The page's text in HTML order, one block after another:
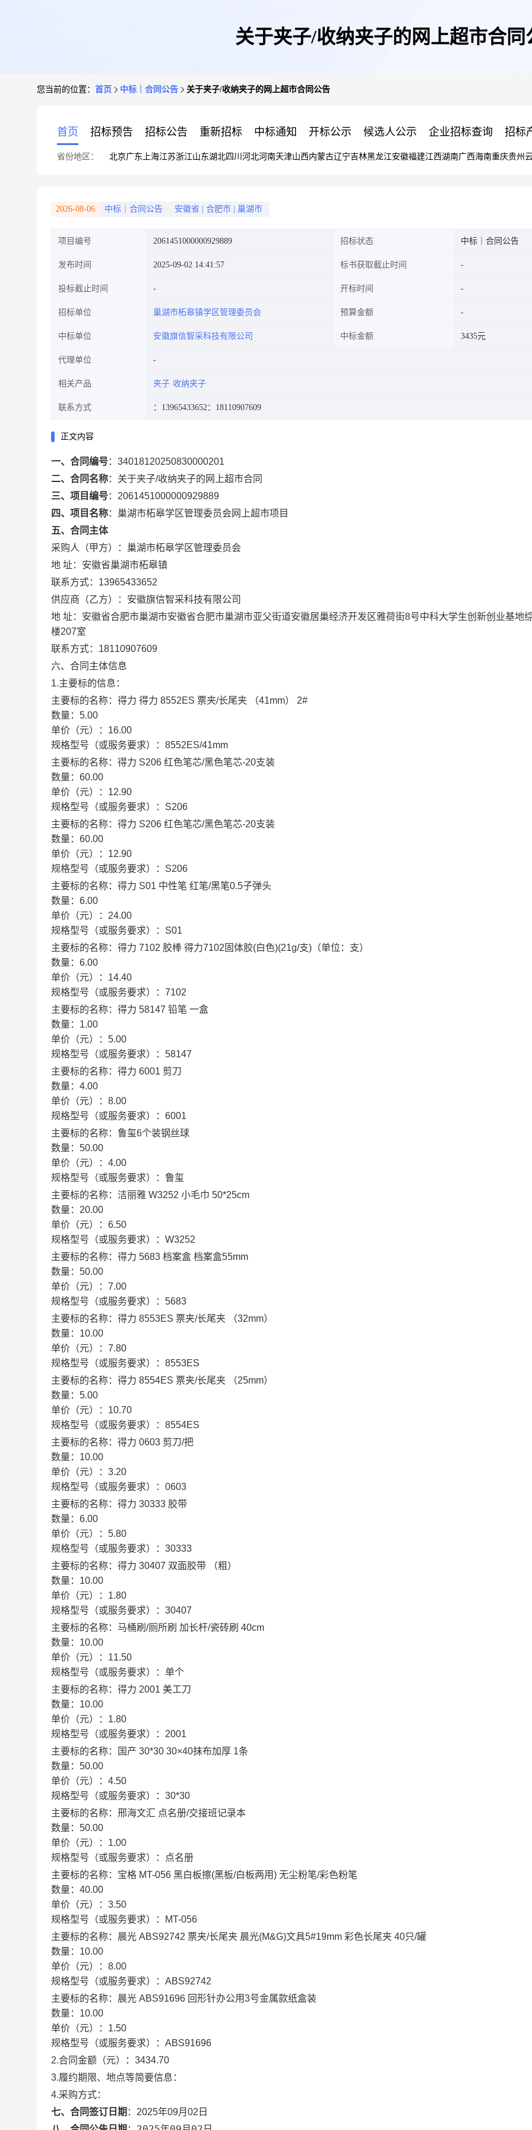
关于夹子/收纳夹子的网上超市合同
您当前的位置： 首页 中标｜合同公告 关于夹子/收纳夹子的网上超市合同公告
首页 招标预告 招标公告 重新招标 中标通知 开标公示 候选人公示 企业招标查询 招标
省份地区： 北京广东 上海江苏浙江山东湖北四川 河北河南天津山西内蒙古辽宁吉林黑龙江安徽福建江西湖南广西海南重庆贵州
2026-08-06 中标｜合同公告 安徽省 合肥市 巢湖市
项目编号 2061451000000929889 招标状态 中标｜合同公告
发布时间 2025-09-02 14:41:57 标书获取截止时间
投标截止时间 开标时间
招标单位 巢湖市柘皋镇学区管理委员会 预算金额
中标单位 安徽旗信智采科技有限公司 中标金额 3435元
代理单位
相关产品 夹子 收纳夹子
联系方式 ：13965433652：18110907609
正文内容
一、合同编号： 34018120250830000201
二、合同名称： 关于夹子/收纳夹子的网上超市合同
三、项目编号： 2061451000000929889
四、项目名称： 巢湖市柘皋学区管理委员会网上超市项目
五、合同主体
采购人（甲方）： 巢湖市柘皋学区管理委员会
地 址： 安徽省巢湖市柘皋镇
联系方式： 13965433652
供应商（乙方）： 安徽旗信智采科技有限公司
地 址： 安徽省合肥市巢湖市安徽省合肥市巢湖市亚父街道安徽居巢经济开发区雅荷街8号中科大学生创新创业基地
楼207室
联系方式： 18110907609
六、合同主体信息
1.主要标的信息：
主要标的名称： 得力 得力 8552ES 票夹/长尾夹 （41mm） 2#
数量： 5.00
单价（元）： 16.00
规格型号（或服务要求）： 8552ES/41mm
主要标的名称： 得力 S206 红色笔芯/黑色笔芯-20支装
数量： 60.00
单价（元）： 12.90
规格型号（或服务要求）： S206
主要标的名称： 得力 S206 红色笔芯/黑色笔芯-20支装
数量： 60.00
单价（元）： 12.90
规格型号（或服务要求）： S206
主要标的名称： 得力 S01 中性笔 红笔/黑笔0.5子弹头
数量： 6.00
单价（元）： 24.00
规格型号（或服务要求）： S01
主要标的名称： 得力 7102 胶棒 得力7102固体胶(白色)(21g/支)（单位：支）
数量： 6.00
单价（元）： 14.40
规格型号（或服务要求）： 7102
主要标的名称： 得力 58147 铅笔 一盒
数量： 1.00
单价（元）： 5.00
规格型号（或服务要求）： 58147
主要标的名称： 得力 6001 剪刀
数量： 4.00
单价（元）： 8.00
规格型号（或服务要求）： 6001
主要标的名称： 鲁玺6个装钢丝球
数量： 50.00
单价（元）： 4.00
规格型号（或服务要求）： 鲁玺
主要标的名称： 洁丽雅 W3252 小毛巾 50*25cm
数量： 20.00
单价（元）： 6.50
规格型号（或服务要求）： W3252
主要标的名称： 得力 5683 档案盒 档案盒55mm
数量： 50.00
单价（元）： 7.00
规格型号（或服务要求）： 5683
主要标的名称： 得力 8553ES 票夹/长尾夹 （32mm）
数量： 10.00
单价（元）： 7.80
规格型号（或服务要求）： 8553ES
主要标的名称： 得力 8554ES 票夹/长尾夹 （25mm）
数量： 5.00
单价（元）： 10.70
规格型号（或服务要求）： 8554ES
主要标的名称： 得力 0603 剪刀/把
数量： 10.00
单价（元）： 3.20
规格型号（或服务要求）： 0603
主要标的名称： 得力 30333 胶带
数量： 6.00
单价（元）： 5.80
规格型号（或服务要求）： 30333
主要标的名称： 得力 30407 双面胶带 （粗）
数量： 10.00
单价（元）： 1.80
规格型号（或服务要求）： 30407
主要标的名称： 马桶刷/厕所刷 加长杆/瓷砖刷 40cm
数量： 10.00
单价（元）： 11.50
规格型号（或服务要求）： 单个
主要标的名称： 得力 2001 美工刀
数量： 10.00
单价（元）： 1.80
规格型号（或服务要求）： 2001
主要标的名称：
国产 30*30 30×40抹布加厚 1条
数量： 50.00
单价（元）： 4.50
规格型号（或服务要求）： 30*30
主要标的名称： 邢海文汇 点名册/交接班记录本
数量： 50.00
单价（元）： 1.00
规格型号（或服务要求）：
点名册
主要标的名称： 宝格 MT-056 黑白板擦(黑板/白板两用) 无尘粉笔/彩色粉笔
数量： 40.00
单价（元）： 3.50
规格型号（或服务要求）：
MT-056
主要标的名称： 晨光 ABS92742 票夹/长尾夹 晨光(M&G)文具5#19mm 彩色长尾夹 40只/罐
数量： 10.00
单价（元）： 8.00
规格型号（或服务要求）： ABS92742
主要标的名称： 晨光 ABS91696 回形针办公用3号金属款纸盒装
数量： 10.00
单价（元）： 1.50
规格型号（或服务要求）： ABS91696
2.合同金额（元）： 3434.70
3.履约期限、地点等简要信息：
4.采购方式：
七、合同签订日期 ： 2025年09月02日